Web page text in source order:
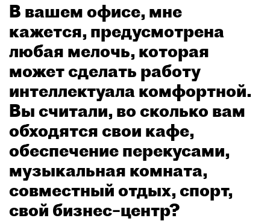
В вашем офисе, мне
кажется, предусмотрена
любая мелочь, которая
может сделать работу
интеллектуала комфортной.
Вы считали, во сколько вам
обходятся свои кафе,
обеспечение перекусами,
музыкальная комната,
совместный отдых, спорт,
свой бизнес–центр?